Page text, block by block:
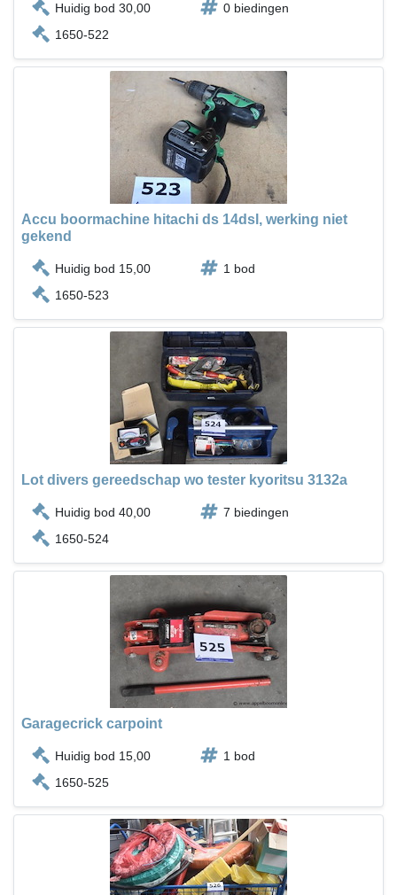
Huidig bod 30,00
0 biedingen
1650-522
Accu boormachine hitachi ds 14dsl, werking niet
gekend
Huidig bod 15,00
1 bod
1650-523
Lot divers gereedschap wo tester kyoritsu 3132a
Huidig bod 40,00
7 biedingen
1650-524
Garagecrick carpoint
Huidig bod 15,00
1 bod
1650-525